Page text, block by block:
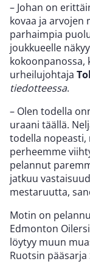
– Johan on
kovaa ja arvojen
parhaimpia
joukkueelle
kokoonpanossa,
urheilujohtaja
tiedotteessa.
– Olen todella
uraani täällä.
todella nopeasti,
perheemme
pelannut
jatkuu
mestaruutta,
Motin on
Edmonton
löytyy muun
Ruotsin pääsarja